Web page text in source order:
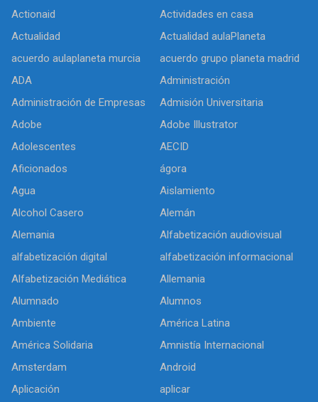
Actionaid
Actividades en casa
Actualidad
Actualidad aulaPlaneta
acuerdo aulaplaneta murcia
acuerdo grupo planeta madrid
ADA
Administración
Administración de Empresas
Admisión Universitaria
Adobe
Adobe Illustrator
Adolescentes
AECID
Aficionados
ágora
Agua
Aislamiento
Alcohol Casero
Alemán
Alemania
Alfabetización audiovisual
alfabetización digital
alfabetización informacional
Alfabetización Mediática
Allemania
Alumnado
Alumnos
Ambiente
América Latina
América Solidaria
Amnistía Internacional
Amsterdam
Android
Aplicación
aplicar